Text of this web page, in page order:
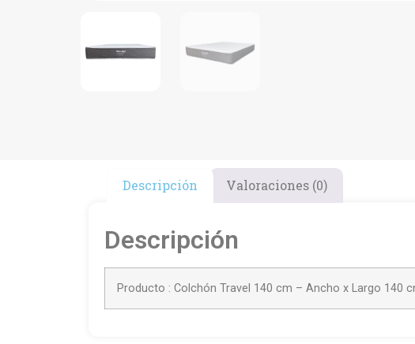
Descripción Valoraciones (0)
Descripción
Producto : Colchón Travel 140 cm – Ancho x Largo 140